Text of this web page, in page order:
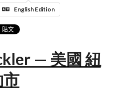
English Edition
— 美國 紐